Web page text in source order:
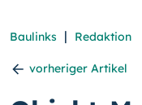
Baulinks | Redaktion
vorheriger Artikel